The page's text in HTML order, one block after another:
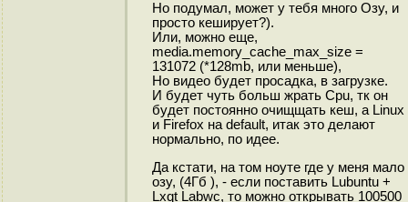
Но подумал, может у тебя много Озу, и
просто кеширует?).
Или, можно еще,
media.memory_cache_max_size =
131072 (*128mb, или меньше),
Но видео будет просадка, в загрузке.
И будет чуть больш жрать Cpu, тк он
будет постоянно очищщать кеш, а Linux
и Firefox на default, итак это делают
нормально, по идее.
Да кстати, на том ноуте где у меня мало
озу, (4Гб ), - если поставить Lubuntu +
Lxqt Labwc, то можно открывать 100500